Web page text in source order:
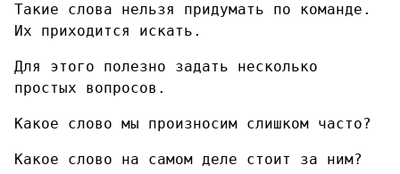
Такие слова нельзя придумать по команде.
Их приходится искать.
Для этого полезно задать несколько
простых вопросов.
Какое слово мы произносим слишком часто?
Какое слово на самом деле стоит за ним?